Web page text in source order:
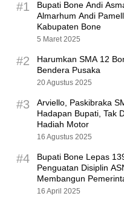
#1
Bupati Bone Andi
Almarhum Andi
Kabupaten Bone
5 Maret 2025
#2
Harumkan SMA 12
Bendera Pusaka
20 Agustus 2025
#3
Arviello, Paskibraka
Hadapan Bupati, Tak
Hadiah Motor
16 Agustus 2025
#4
Bupati Bone Lepas
Penguatan Disiplin
Membangun
16 April 2025